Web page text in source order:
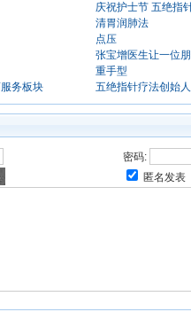
务板块
庆祝护士节 五绝指
清胃润肺法
点压
张宝增医生让一位
重手型
五绝指针疗法创始
密码:
匿名发表